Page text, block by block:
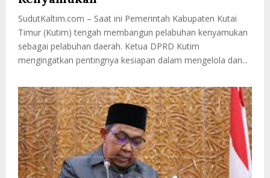
SudutKaltim.com – Saat ini Pemerintah Kabupaten Kutai
Timur (Kutim) tengah membangun pelabuhan kenyamukan
sebagai pelabuhan daerah. Ketua DPRD Kutim
mengingatkan pentingnya kesiapan dalam mengelola dan...